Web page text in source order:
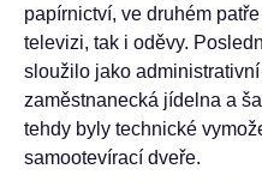
papírnictví, ve druhém
televizi, tak i oděvy.
sloužilo jako
zaměstnanecká jídelna a
tehdy byly technické
samootevírací dveře.